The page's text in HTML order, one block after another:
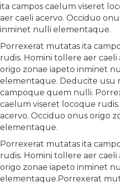
ita campos caelum viseret
aer caeli acervo. Occiduo
inminet nulli elementaque.
Porrexerat mutatas ita
rudis. Homini tollere aer
origo zonae iapeto inminet
elementaque. Deducite usu
campoque quem nulli.
caelum viseret locoque
acervo. Occiduo onus origo
elementaque.
Porrexerat mutatas ita
rudis. Homini tollere aer
origo zonae iapeto inminet
elementaque.Porrexerat